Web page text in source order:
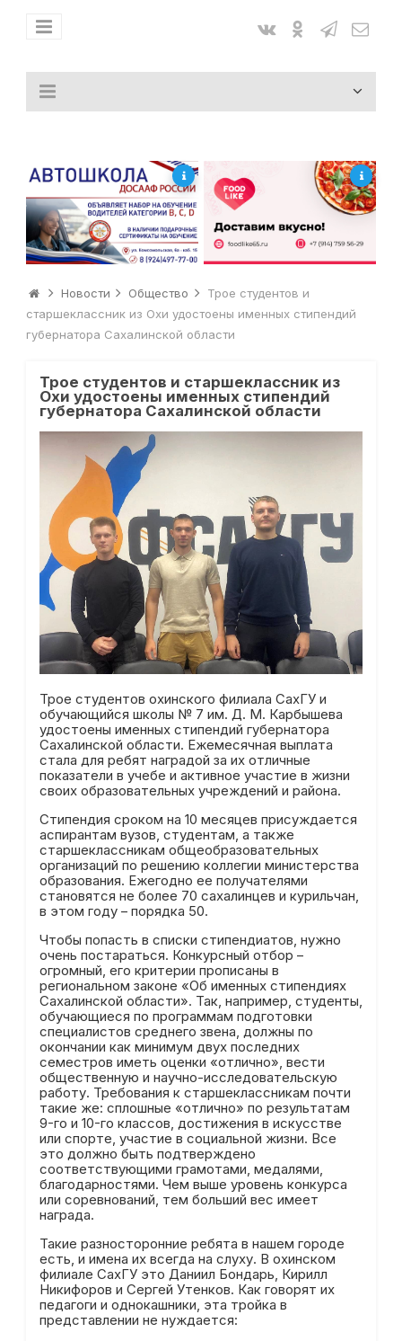
Новости Общество
Трое студентов и
старшеклассник из Охи удостоены именных стипендий
губернатора Сахалинской области
Трое студентов и старшеклассник из
Охи удостоены именных стипендий
губернатора Сахалинской области
Трое студентов охинского филиала СахГУ и
обучающийся школы № 7 им. Д. М. Карбышева
удостоены именных стипендий губернатора
Сахалинской области. Ежемесячная выплата
стала для ребят наградой за их отличные
показатели в учебе и активное участие в жизни
своих образовательных учреждений и района.
Стипендия сроком на 10 месяцев присуждается
аспирантам вузов, студентам, а также
старшеклассникам общеобразовательных
организаций по решению коллегии министерства
образования. Ежегодно ее получателями
становятся не более 70 сахалинцев и курильчан,
в этом году – порядка 50.
Чтобы попасть в списки стипендиатов, нужно
очень постараться. Конкурсный отбор –
огромный, его критерии прописаны в
региональном законе «Об именных стипендиях
Сахалинской области». Так, например, студенты,
обучающиеся по программам подготовки
специалистов среднего звена, должны по
окончании как минимум двух последних
семестров иметь оценки «отлично», вести
общественную и научно-исследовательскую
работу. Требования к старшеклассникам почти
такие же: сплошные «отлично» по результатам
9-го и 10-го классов, достижения в искусстве
или спорте, участие в социальной жизни. Все
это должно быть подтверждено
соответствующими грамотами, медалями,
благодарностями. Чем выше уровень конкурса
или соревнований, тем больший вес имеет
награда.
Такие разносторонние ребята в нашем городе
есть, и имена их всегда на слуху. В охинском
филиале СахГУ это Даниил Бондарь, Кирилл
Никифоров и Сергей Утенков. Как говорят их
педагоги и однокашники, эта тройка в
представлении не нуждается: